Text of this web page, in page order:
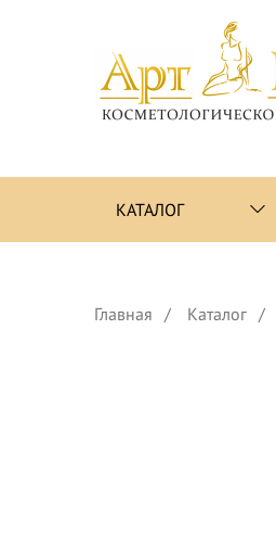
КАТАЛОГ
Главная Каталог